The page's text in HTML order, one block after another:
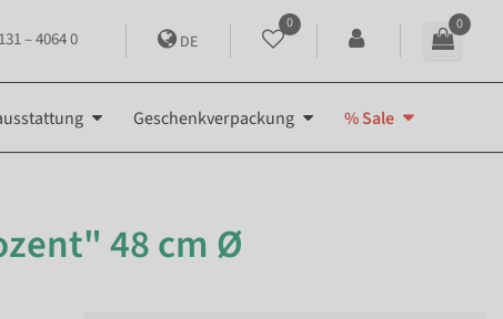
– 4064 0 DE
0 0
Geschenkverpackung % Sale
48 cm Ø